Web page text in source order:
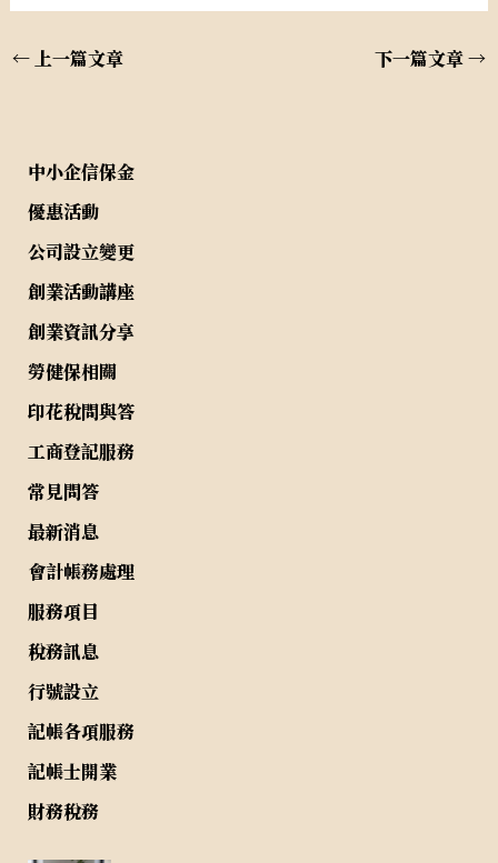
←上一篇文章 下一篇文章→
中小企信保金
優惠活動
公司設立變更
創業活動講座
創業資訊分享
勞健保相關
印花稅問與答
工商登記服務
常見問答
最新消息
會計帳務處理
服務項目
稅務訊息
行號設立
記帳各項服務
記帳士開業
財務稅務